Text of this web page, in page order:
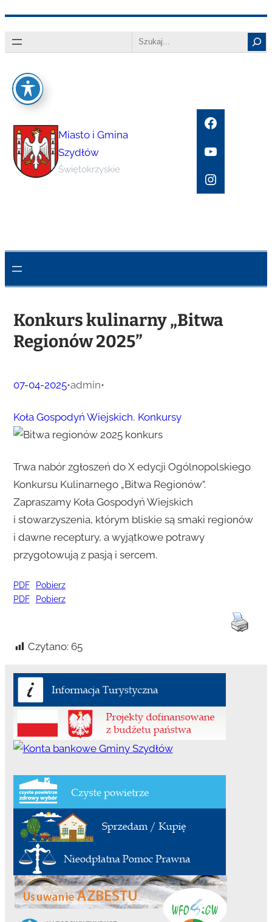
do
Search
Miasto i Gmina
Szydłów
Świętokrzyskie
Facebook
YouTube
Instagram
Konkurs kulinarny „Bitwa
Regionów 2025”
07-04-2025•admin•
Koła Gospodyń Wiejskich, Konkursy
Trwa nabór zgłoszeń do X edycji Ogólnopolskiego
Konkursu Kulinarnego „Bitwa Regionów”.
Zapraszamy Koła Gospodyń Wiejskich
i stowarzyszenia, którym bliskie są smaki regionów
i dawne receptury, a wyjątkowe potrawy
przygotowują z pasją i sercem.
PDF
Pobierz
PDF
Pobierz
Czytano: 65